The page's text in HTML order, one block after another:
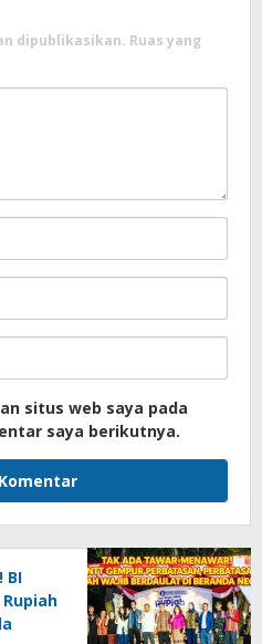
dipublikasikan. Ruas yang
situs web saya pada
saya berikutnya.
BI